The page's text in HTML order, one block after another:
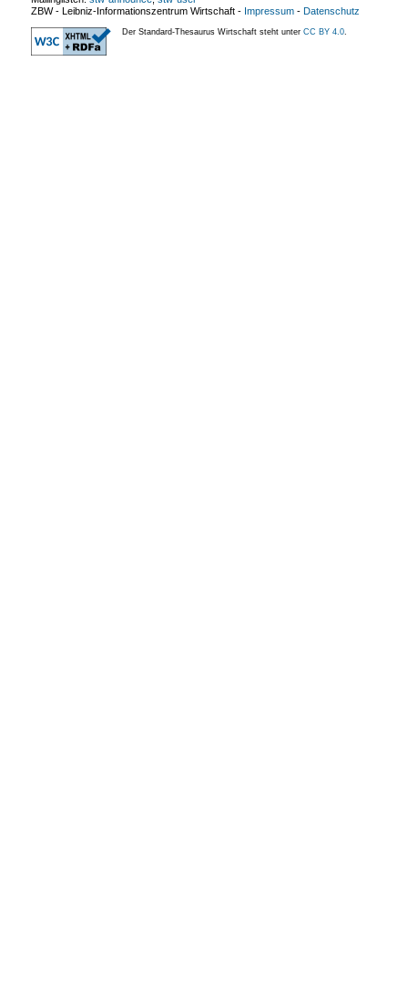
ZBW - Leibniz-Informationszentrum Wirtschaft - Impressum - Datenschutz
Der Standard-Thesaurus Wirtschaft steht unter CC BY 4.0